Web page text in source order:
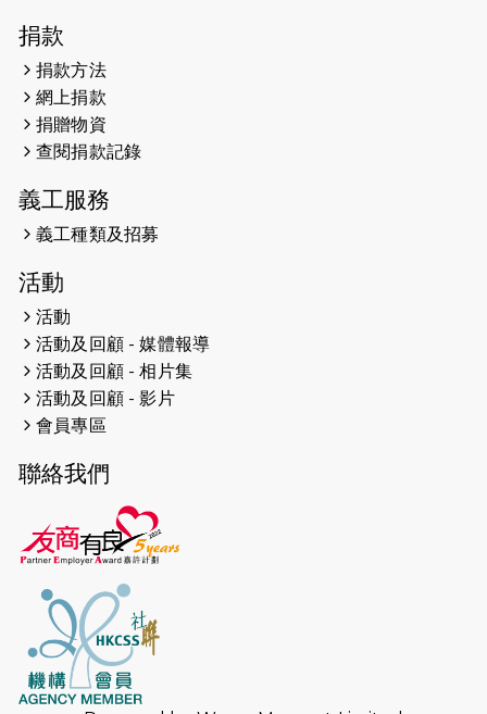
2026-04-30
2026-04-25
2026-04-24
2026-04-23
2026-04-19
2026-04-16
猛龍長跑隊恆常練習 - 4月16日
（19:00開始）
2026-04-12
2026-04-11
2026-04-10 太古家＋賞系列：漫步魔術與音樂
2026-04-09
2026-04-02
捐款
捐款方法
網上捐款
捐贈物資
查閱捐款記錄
義工服務
義工種類及招募
活動
活動
活動及回顧 - 媒體報導
活動及回顧 - 相片集
活動及回顧 - 影片
會員專區
聯絡我們